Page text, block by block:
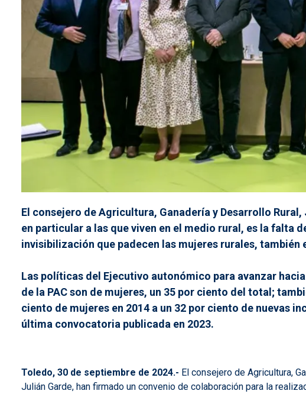
El consejero de Agricultura, Ganadería y Desarrollo
en particular a las que viven en el medio rural, es la falta
invisibilización que padecen las mujeres rurales, también
Las políticas del Ejecutivo autonómico para avanzar
de la PAC son de mujeres, un 35 por ciento del total;
ciento de mujeres en 2014 a un 32 por ciento de nuevas
última convocatoria publicada en 2023.
Toledo, 30 de septiembre de 2024.- El consejero de Agricultura,
Julián Garde, han firmado un convenio de colaboración para la